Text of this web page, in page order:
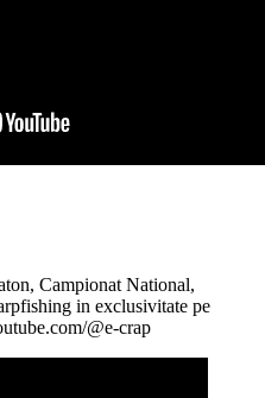
Campionat National,
in exclusivitate pe
@e-crap